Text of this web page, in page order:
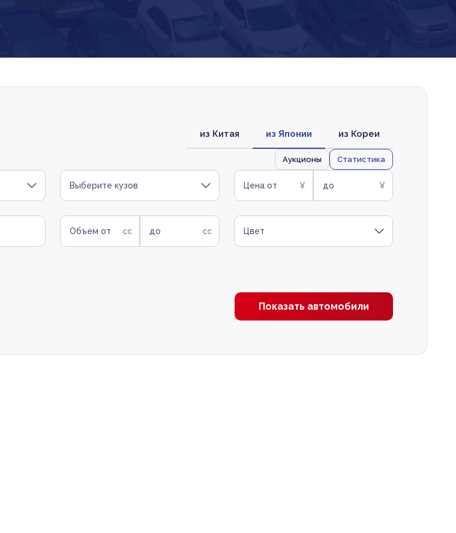
из Китая из Японии из Кореи
Аукционы Статистика
Выберите кузов Цена от до
Объем от до Цвет
Показать автомобили